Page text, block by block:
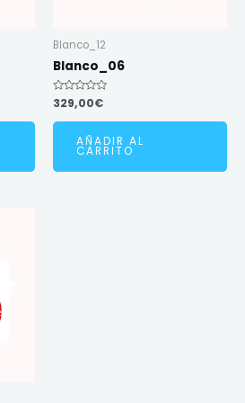
Blanco_12
Blanco_06
Valorado
en
0
329,00€
AÑADIR AL
CARRITO